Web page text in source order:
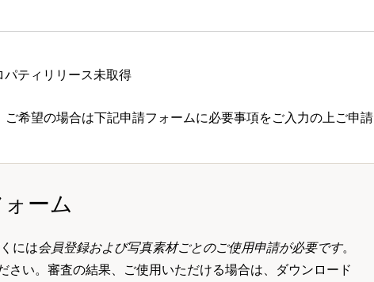
パティリリース未取得
希望の場合は下記申請フォームに必要事項をご入力の上ご申請
ーム
には会員登録および写真素材ごとのご使用申請が必要です。
さい。審査の結果、ご使用いただける場合は、ダウンロード